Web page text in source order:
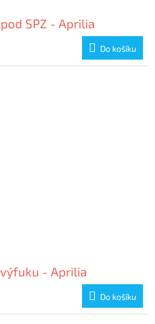
SPZ - Aprilia
Do košíku
- Aprilia
Do košíku